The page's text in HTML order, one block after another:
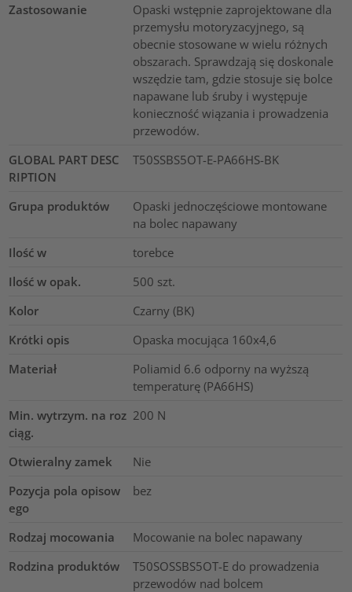
Zastosowanie
Opaski wstępnie zaprojektowane dla
przemysłu motoryzacyjnego, są
obecnie stosowane w wielu różnych
obszarach. Sprawdzają się doskonale
wszędzie tam, gdzie stosuje się bolce
napawane lub śruby i występuje
konieczność wiązania i prowadzenia
przewodów.
GLOBAL PART DESC
RIPTION
T50SSBS5OT-E-PA66HS-BK
Grupa produktów
Opaski jednoczęściowe montowane
na bolec napawany
Ilość w
torebce
Ilość w opak.
500 szt.
Kolor
Czarny (BK)
Krótki opis
Opaska mocująca 160x4,6
Materiał
Poliamid 6.6 odporny na wyższą
temperaturę (PA66HS)
Min. wytrzym. na roz
ciąg.
200 N
Otwieralny zamek
Nie
Pozycja pola opisow
ego
bez
Rodzaj mocowania
Mocowanie na bolec napawany
Rodzina produktów
T50SOSSBS5OT-E do prowadzenia
przewodów nad bolcem